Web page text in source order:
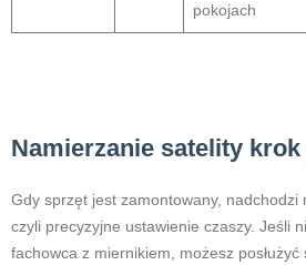
pokojach
Namierzanie satelity
Gdy sprzęt jest zamontowany, nadchodzi
czyli precyzyjne ustawienie czaszy. Jeśli
fachowca z miernikiem, możesz